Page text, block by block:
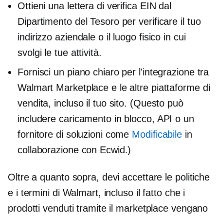
Ottieni una lettera di verifica EIN dal
Dipartimento del Tesoro per verificare il tuo
indirizzo aziendale o il luogo fisico in cui
svolgi le tue attività.
Fornisci un piano chiaro per l'integrazione tra
Walmart Marketplace e le altre piattaforme di
vendita, incluso il tuo sito. (Questo può
includere caricamento in blocco, API o un
fornitore di soluzioni come Modificabile in
collaborazione con Ecwid.)
Oltre a quanto sopra, devi accettare le politiche
e i termini di Walmart, incluso il fatto che i
prodotti venduti tramite il marketplace vengano